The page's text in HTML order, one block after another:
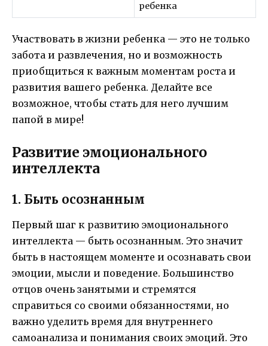
ребенка
Участвовать в жизни ребенка — это не только
забота и развлечения, но и возможность
приобщиться к важным моментам роста и
развития вашего ребенка. Делайте все
возможное, чтобы стать для него лучшим
папой в мире!
Развитие эмоционального
интеллекта
1. Быть осознанным
Первый шаг к развитию эмоционального
интеллекта — быть осознанным. Это значит
быть в настоящем моменте и осознавать свои
эмоции, мысли и поведение. Большинство
отцов очень занятыми и стремятся
справиться со своими обязанностями, но
важно уделить время для внутреннего
самоанализа и понимания своих эмоций. Это